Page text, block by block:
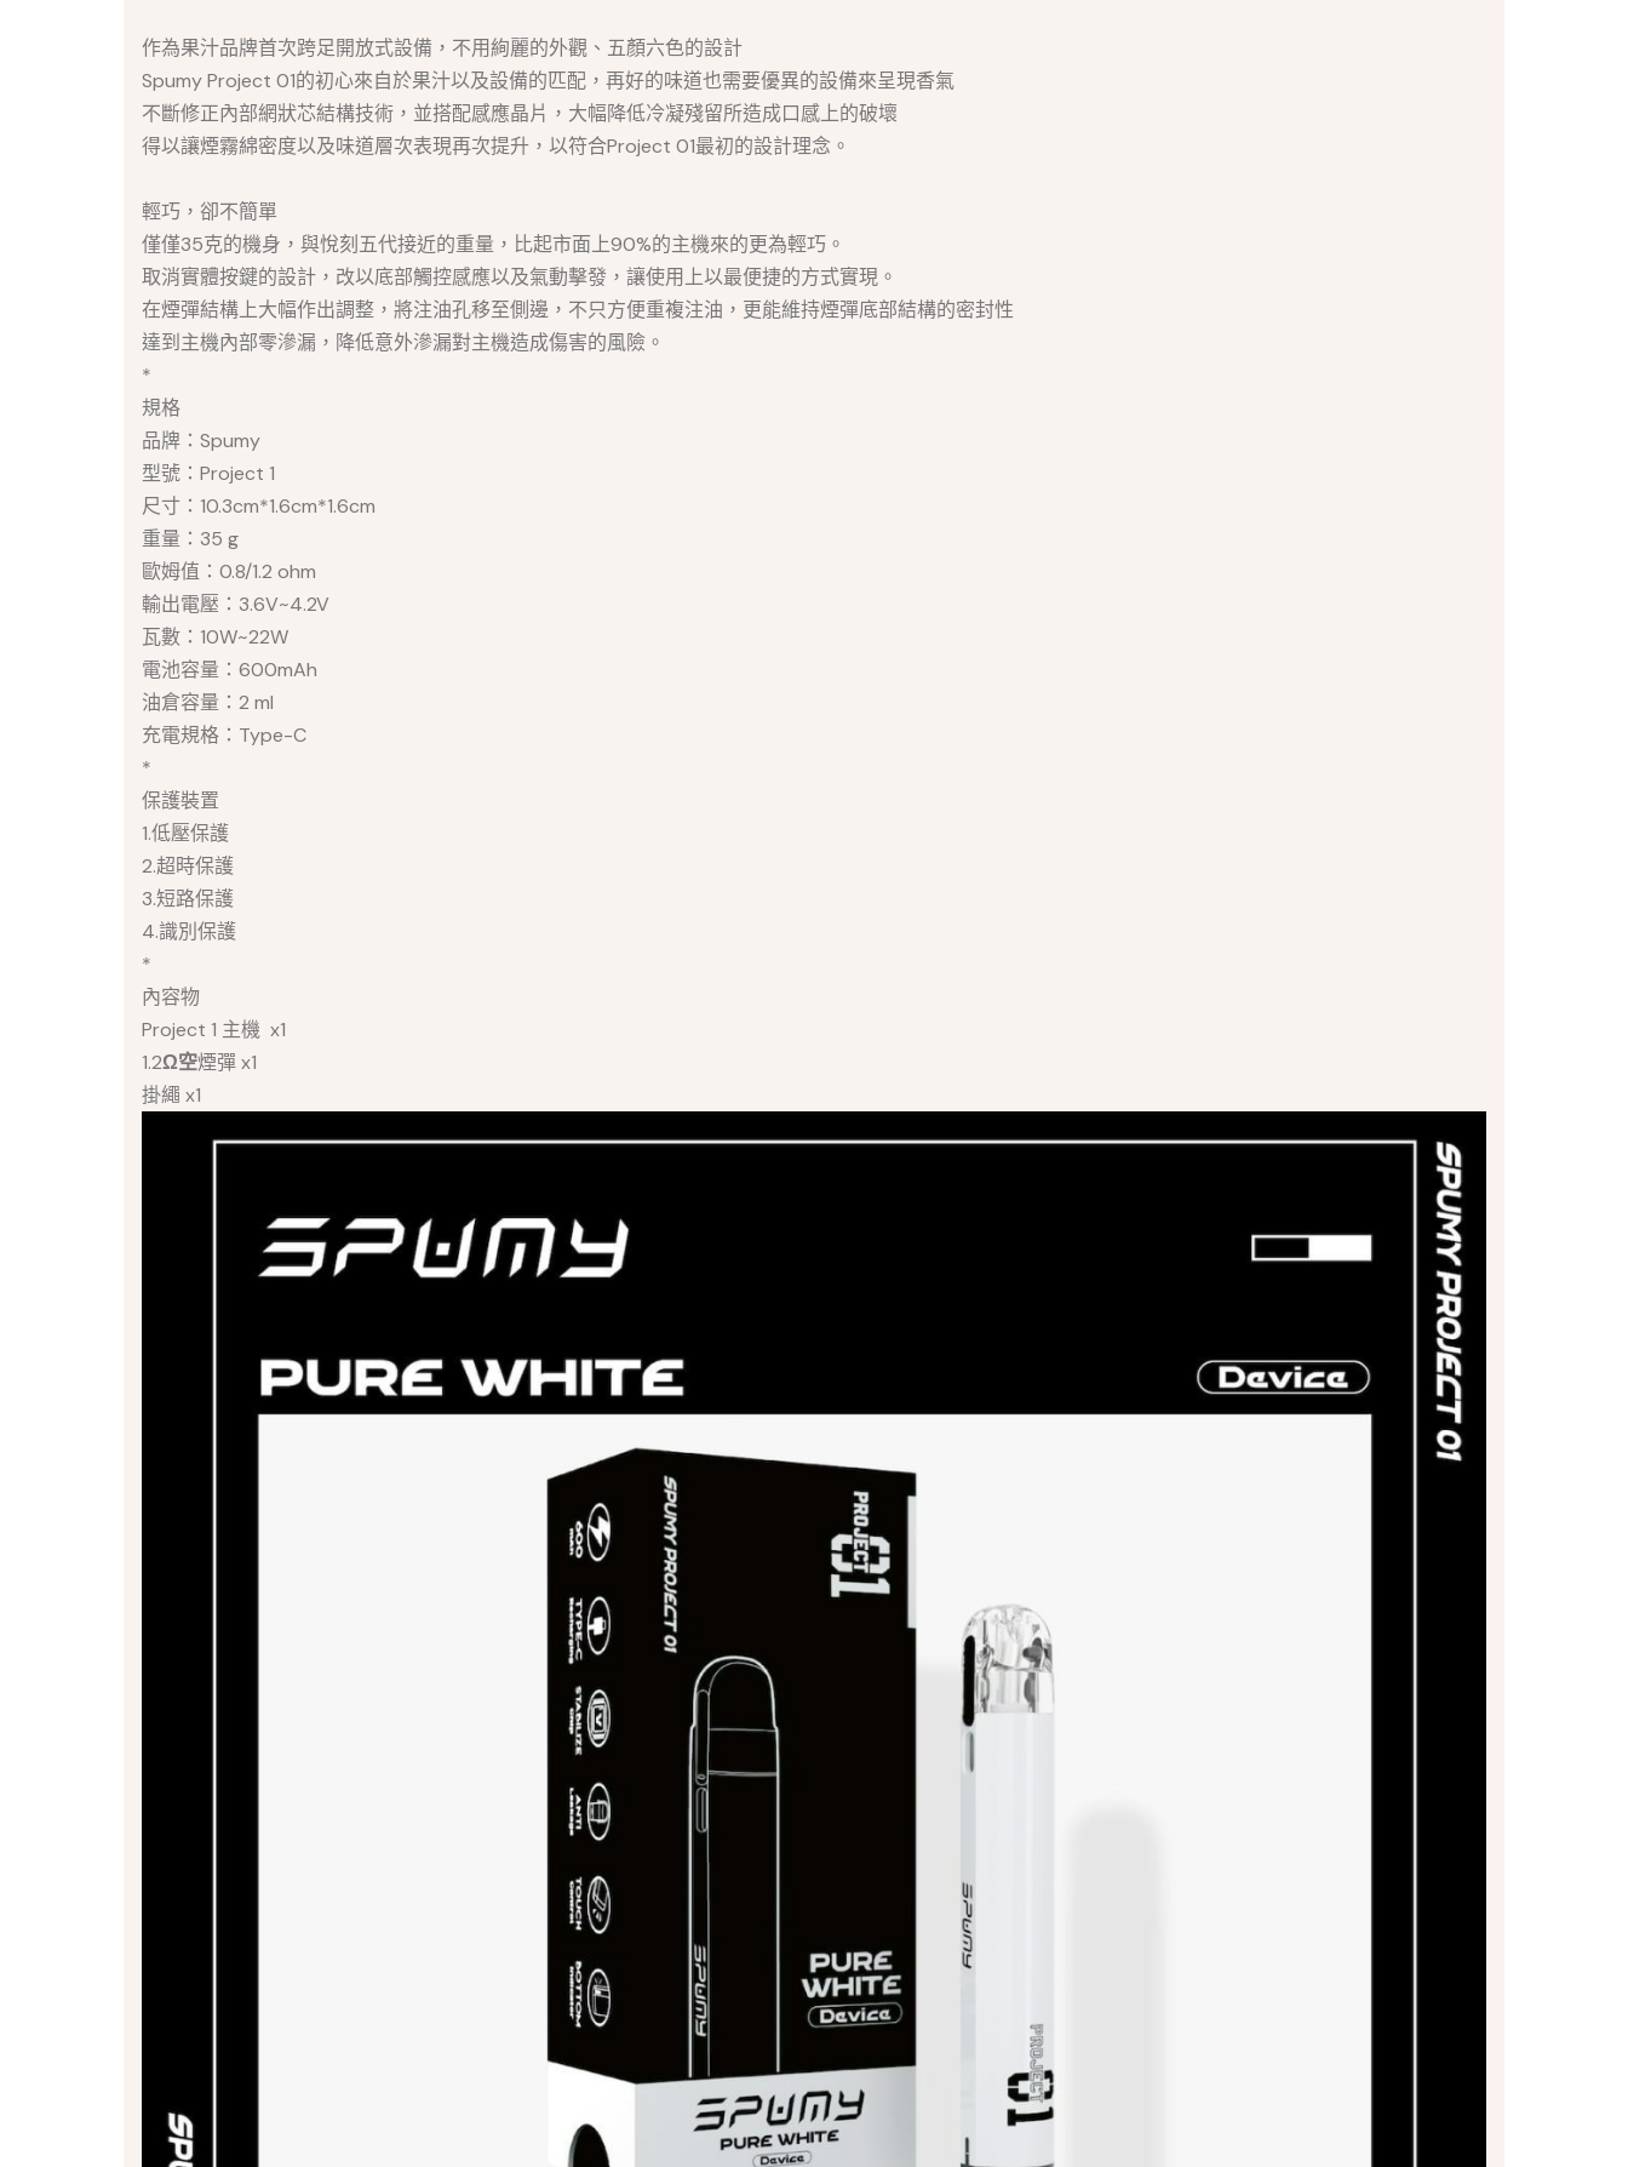
作為果汁品牌首次跨足開放式設備，不用絢麗的外觀、五顏六色的設計
Spumy Project 01的初心來自於果汁以及設備的匹配，再好的味道也需要優異的設備來呈現香氣
不斷修正內部網狀芯結構技術，並搭配感應晶片，大幅降低冷凝殘留所造成口感上的破壞
得以讓煙霧綿密度以及味道層次表現再次提升，以符合Project 01最初的設計理念。
輕巧，卻不簡單
僅僅35克的機身，與悅刻五代接近的重量，比起市面上90%的主機來的更為輕巧。
取消實體按鍵的設計，改以底部觸控感應以及氣動擊發，讓使用上以最便捷的方式實現。
在煙彈結構上大幅作出調整，將注油孔移至側邊，不只方便重複注油，更能維持煙彈底部結構的密封性
達到主機內部零滲漏，降低意外滲漏對主機造成傷害的風險。
*
規格
品牌：Spumy
型號：Project 1
尺寸：10.3cm*1.6cm*1.6cm
重量：35 g
歐姆值：0.8/1.2 ohm
輸出電壓：3.6V~4.2V
瓦數：10W~22W
電池容量：600mAh
油倉容量：2 ml
充電規格：Type-C
*
保護裝置
1.低壓保護
2.超時保護
3.短路保護
4.識別保護
*
內容物
Project 1 主機 x1
1.2Ω空煙彈 x1
掛繩 x1